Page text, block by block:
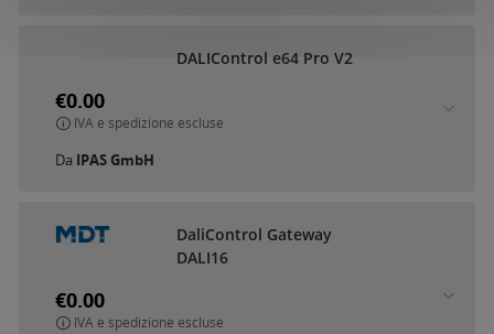
DALIControl e64 Pro V2
€0.00
IVA e spedizione escluse
Da IPAS GmbH
DaliControl Gateway
DALI16
€0.00
IVA e spedizione escluse